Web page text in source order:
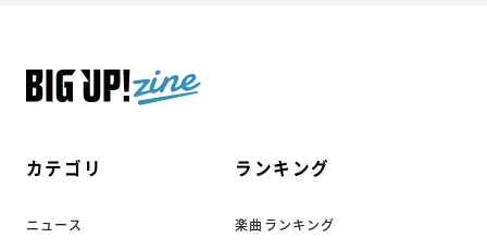
カテゴリ
ニュース
ランキング
楽曲ランキング